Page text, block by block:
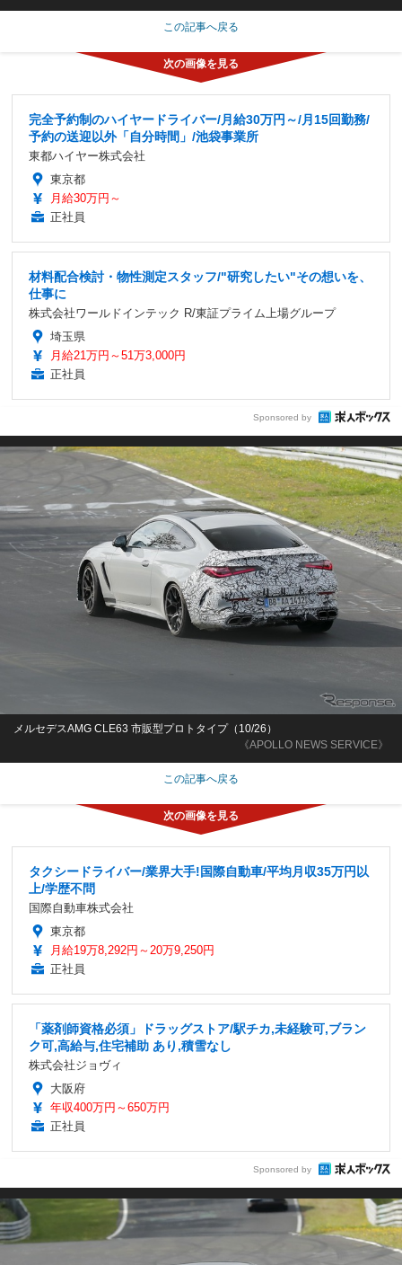
この記事へ戻る
完全予約制のハイヤードライバー/月給30万円～/月15回勤務/
予約の送迎以外「自分時間」/池袋事業所
東都ハイヤー株式会社
東京都
月給30万円～
正社員
材料配合検討・物性測定スタッフ/"研究したい"その想いを、
仕事に
株式会社ワールドインテック R/東証プライム上場グループ
埼玉県
月給21万円～51万3,000円
正社員
Sponsored by
《APOLLO NEWS SERVICE》
メルセデスAMG CLE63 市販型プロトタイプ（10/26）
この記事へ戻る
タクシードライバー/業界大手!国際自動車/平均月収35万円以
上/学歴不問
国際自動車株式会社
東京都
月給19万8,292円～20万9,250円
正社員
「薬剤師資格必須」ドラッグストア/駅チカ,未経験可,ブラン
ク可,高給与,住宅補助 あり,積雪なし
株式会社ジョヴィ
大阪府
年収400万円～650万円
正社員
Sponsored by